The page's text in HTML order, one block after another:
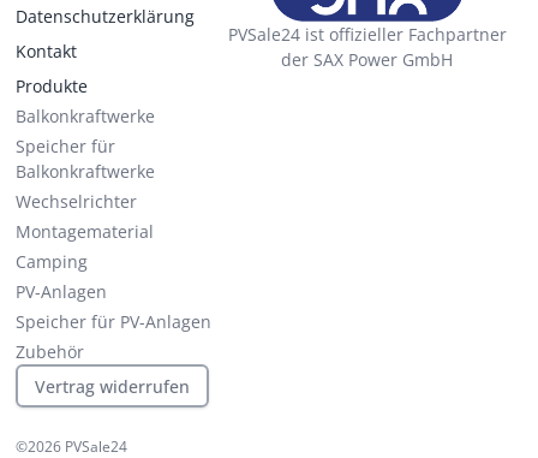
Datenschutzerklärung
Kontakt
Produkte
Balkonkraftwerke
Speicher für
Balkonkraftwerke
Wechselrichter
Montagematerial
Camping
PV-Anlagen
Speicher für PV-Anlagen
Zubehör
Vertrag widerrufen
PVSale24 ist offizieller Fachpartner
der SAX Power GmbH
©2026 PVSale24